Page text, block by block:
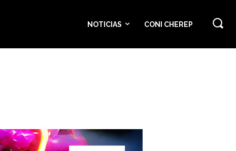
NOTICIAS CONI CHEREP